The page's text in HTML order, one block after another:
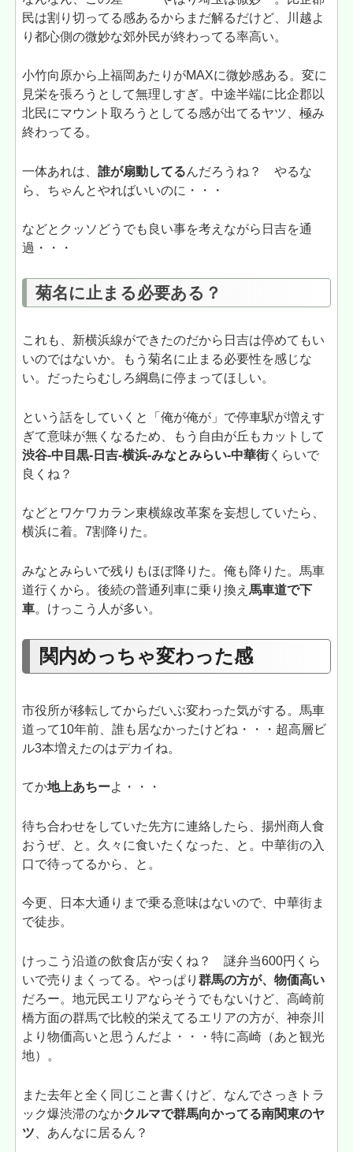
民は割り切ってる感あるからまだ解るだけど、川越よ
り都心側の微妙な郊外民が終わってる率高い。
小竹向原から上福岡あたりがMAXに微妙感ある。変に
見栄を張ろうとして無理しすぎ。中途半端に比企郡以
北民にマウント取ろうとしてる感が出てるヤツ、極み
終わってる。
一体あれは、誰が扇動してるんだろうね？ やるな
ら、ちゃんとやればいいのに・・・
などとクッソどうでも良い事を考えながら日吉を通
過・・・
菊名に止まる必要ある？
これも、新横浜線ができたのだから日吉は停めてもい
いのではないか。もう菊名に止まる必要性を感じな
い。だったらむしろ綱島に停まってほしい。
という話をしていくと「俺が俺が」で停車駅が増えす
ぎて意味が無くなるため、もう自由が丘もカットして
渋谷-中目黒-日吉-横浜-みなとみらい-中華街くらいで
良くね？
などとワケワカラン東横線改革案を妄想していたら、
横浜に着。7割降りた。
みなとみらいで残りもほぼ降りた。俺も降りた。馬車
道行くから。後続の普通列車に乗り換え馬車道で下
車。けっこう人が多い。
関内めっちゃ変わった感
市役所が移転してからだいぶ変わった気がする。馬車
道って10年前、誰も居なかったけどね・・・超高層ビ
ル3本増えたのはデカイね。
てか地上あちーよ・・・
待ち合わせをしていた先方に連絡したら、揚州商人食
おうぜ、と。久々に食いたくなった、と。中華街の入
口で待ってるから、と。
今更、日本大通りまで乗る意味はないので、中華街ま
で徒歩。
けっこう沿道の飲食店が安くね？ 謎弁当600円くら
いで売りまくってる。やっぱり群馬の方が、物価高い
だろー。地元民エリアならそうでもないけど、高崎前
橋方面の群馬で比較的栄えてるエリアの方が、神奈川
より物価高いと思うんだよ・・・特に高崎（あと観光
地）。
また去年と全く同じこと書くけど、なんでさっきトラ
ック爆渋滞のなかクルマで群馬向かってる南関東のヤ
ツ 、あんなに居るん？